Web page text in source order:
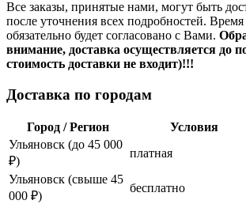
Все заказы, принятые нами, могут быть
после уточнения всех подробностей. Время
обязательно будет согласовано с Вами.
внимание, доставка осуществляется до
стоимость доставки не входит)!!!
Доставка по городам
Город / Регион Условия
Ульяновск (до 45 000
₽)
платная
Ульяновск (свыше 45
000 ₽)
бесплатно